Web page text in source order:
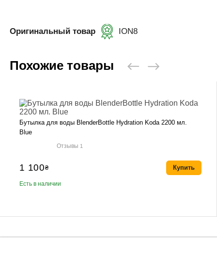
Оригинальный товар ION8
Похожие товары
Бутылка для воды BlenderBottle Hydration Koda 2200 мл.
Blue
Отзывы 1
1 100₴
Есть в наличии
Купить